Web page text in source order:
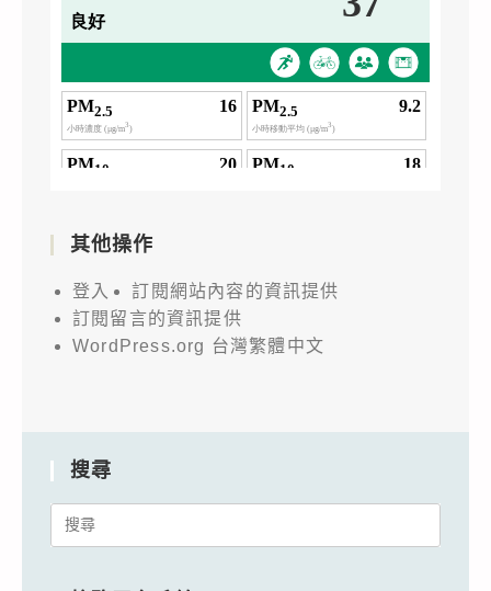
其他操作
登入
訂閱網站內容的資訊提供
訂閱留言的資訊提供
WordPress.org 台灣繁體中文
搜尋
Search